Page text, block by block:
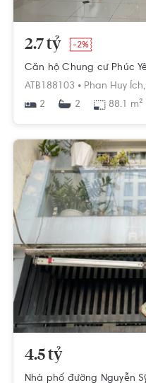
2.7 tỷ -2%
ATB188103 • Phan Huy Ích,
2
2 88.1 m²
4.5 tỷ